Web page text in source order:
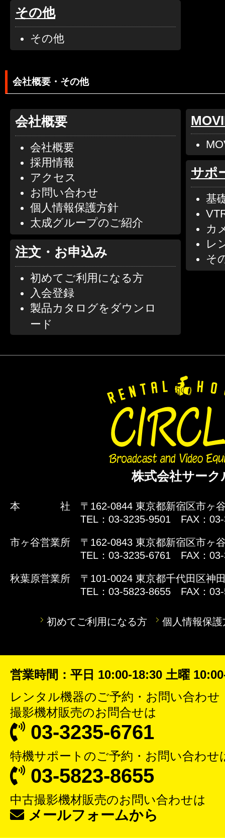
その他
その他
会社概要・その他
会社概要
会社概要
採用情報
アクセス
お問い合わせ
個人情報保護方針
太成グループのご紹介
サポ
基
カ
レ
そ
注文・お申込み
初めてご利用になる方
入会登録
製品カタログをダウンロ
ード
株式会社サーク
本 社
〒162-0844 東京都新宿区市ヶ
TEL：03-3235-9501 FAX：
市ヶ谷営業所
〒162-0843 東京都新宿区市ヶ
TEL：03-3235-6761 FAX：
秋葉原営業所
〒101-0024 東京都千代田区神
TEL：03-5823-8655 FAX：
初めてご利用になる方 個人情報保護
営業時間：平日 10:00-18:30 土曜
レンタル機器のご予約・お問い合わせ
撮影機材販売のお問合せは
03-3235-6761
特機サポート のご予約・お問い合わせ
03-5823-8655
中古撮影機材販売のお問い合わせは
メールフォームから